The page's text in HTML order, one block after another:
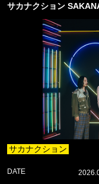
サカナクション
サカナクション
DATE